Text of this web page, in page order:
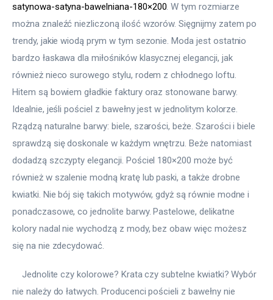
satynowa-satyna-bawelniana-180×200. W tym rozmiarze
można znaleźć niezliczoną ilość wzorów. Sięgnijmy zatem po
trendy, jakie wiodą prym w tym sezonie. Moda jest ostatnio
bardzo łaskawa dla miłośników klasycznej elegancji, jak
również nieco surowego stylu, rodem z chłodnego loftu.
Hitem są bowiem gładkie faktury oraz stonowane barwy.
Idealnie, jeśli pościel z bawełny jest w jednolitym kolorze.
Rządzą naturalne barwy: biele, szarości, beże. Szarości i biele
sprawdzą się doskonale w każdym wnętrzu. Beże natomiast
dodadzą szczypty elegancji. Pościel 180×200 może być
również w szalenie modną kratę lub paski, a także drobne
kwiatki. Nie bój się takich motywów, gdyż są równie modne i
ponadczasowe, co jednolite barwy. Pastelowe, delikatne
kolory nadal nie wychodzą z mody, bez obaw więc możesz
się na nie zdecydować.
nie należy do łatwych. Producenci pościeli z bawełny nie